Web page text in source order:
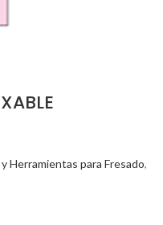
Herramientas para Fresado,